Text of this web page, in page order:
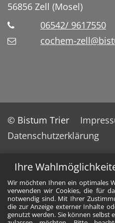
Ihre
Wir möchten Ihnen ein optimales
verwenden wir Cookies, die für
notwendig sind. Mit Ihrer
die zur Anzeige externer Inhalte
genutzt werden. Sie können selbst
56856 Zell (Mosel)
06542/ 9617550
cochem-
© Bistum Trier
Datenschutzerklärung